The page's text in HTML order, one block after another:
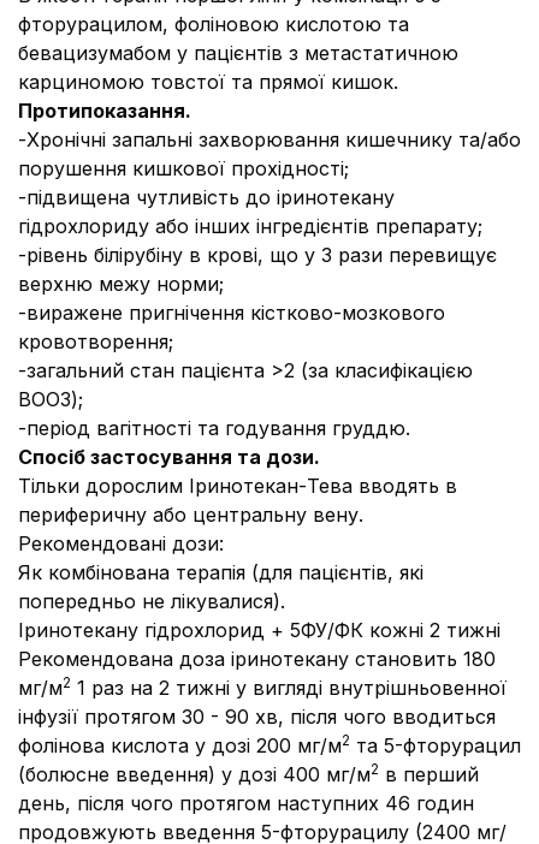
фторурацилом, фоліновою кислотою та
бевацизумабом у пацієнтів з метастатичною
карциномою товстої та прямої кишок.
Протипоказання.
-Хронічні запальні захворювання кишечнику та/або
порушення кишкової прохідності;
-підвищена чутливість до іринотекану
гідрохлориду або інших інгредієнтів препарату;
-рівень білірубіну в крові, що у 3 рази перевищує
верхню межу норми;
-виражене пригнічення кістково-мозкового
кровотворення;
-загальний стан пацієнта >2 (за класифікацією
ВООЗ);
-період вагітності та годування груддю.
Спосіб застосування та дози.
Тільки дорослим Іринотекан-Тева вводять в
периферичну або центральну вену.
Рекомендовані дози:
Як комбінована терапія (для пацієнтів, які
попередньо не лікувалися).
Іринотекану гідрохлорид + 5ФУ/ФК кожні 2 тижні
Рекомендована доза іринотекану становить 180
мг/м2 1 раз на 2 тижні у вигляді внутрішньовенної
інфузії протягом 30 - 90 хв, після чого вводиться
фолінова кислота у дозі 200 мг/м2 та 5-фторурацил
(болюсне введення) у дозі 400 мг/м2 в перший
день, після чого протягом наступних 46 годин
продовжують введення 5-фторурацилу (2400 мг/